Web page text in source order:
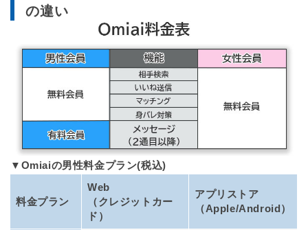
タップル利用料金を最新の金額に更新しました。
withの料金を3,960円→4,160円に変更
ユーブライドの料金を4,300円→5,000円に変更
2025年11月10日
内部リンクを修正しました。
2025年9月17日
導入文にCTAを追加しました。
の違い
▼Omiaiの男性料金プラン(税込)
料金プラン
Web
（クレジットカー
ド）
アプリストア
（Apple/Android）